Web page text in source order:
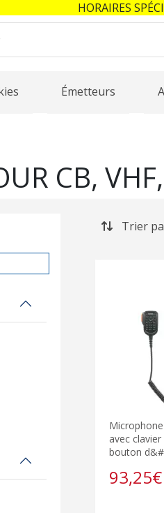
Émetteurs
CB,
Trier
Microphone
avec
bouton
93,25€
HORAIRES